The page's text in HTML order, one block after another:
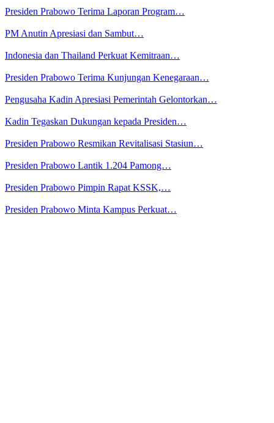
Presiden Prabowo Terima Laporan Program…
PM Anutin Apresiasi dan Sambut…
Indonesia dan Thailand Perkuat Kemitraan…
Presiden Prabowo Terima Kunjungan Kenegaraan…
Pengusaha Kadin Apresiasi Pemerintah Gelontorkan…
Kadin Tegaskan Dukungan kepada Presiden…
Presiden Prabowo Resmikan Revitalisasi Stasiun…
Presiden Prabowo Lantik 1.204 Pamong…
Presiden Prabowo Pimpin Rapat KSSK,…
Presiden Prabowo Minta Kampus Perkuat…